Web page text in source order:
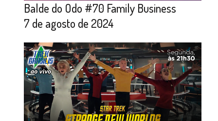
Balde do Odo #70 Family Business
7 de agosto de 2024